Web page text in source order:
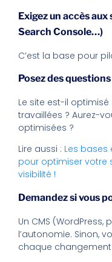
Exigez un accès
Search Console…)
C’est la base pour
Posez des questions
Le site est-il
travaillées ? Aurez-
optimisées ?
Lire aussi : Les bases
pour optimiser votre
visibilité !
Demandez si vous
Un CMS
l’autonomie. Sinon,
chaque changement.